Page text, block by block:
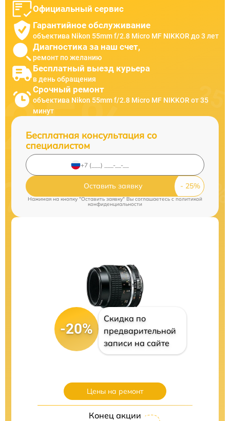
Официальный сервис
Гарантийное обслуживание
объектива Nikon 55mm f/2.8 Micro MF NIKKOR до 3 лет
Диагностика за наш счет,
ремонт по желанию
Бесплатный выезд курьера
в день обращения
Срочный ремонт
объектива Nikon 55mm f/2.8 Micro MF NIKKOR от 35
минут
Бесплатная консультация со
специалистом
Оставить заявку
Нажимая на кнопку "Оставить заявку" Вы соглашаетесь cполитикой
конфиденциальности
-20%
Скидка по
предварительной
записи на сайте
Цены на ремонт
Конец акции